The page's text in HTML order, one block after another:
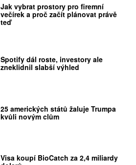
Jak vybrat prostory pro firemní
večírek a proč začít plánovat právě
teď
Spotify dál roste, investory ale
zneklidnil slabší výhled
25 amerických států žaluje Trumpa
kvůli novým clům
Visa koupí BioCatch za 2,4 miliardy